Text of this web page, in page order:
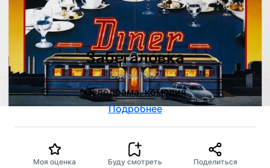
Забегаловка
Diner, 1982
мелодрама, комедия
Подробнее
Моя оценка Буду смотреть Поделиться